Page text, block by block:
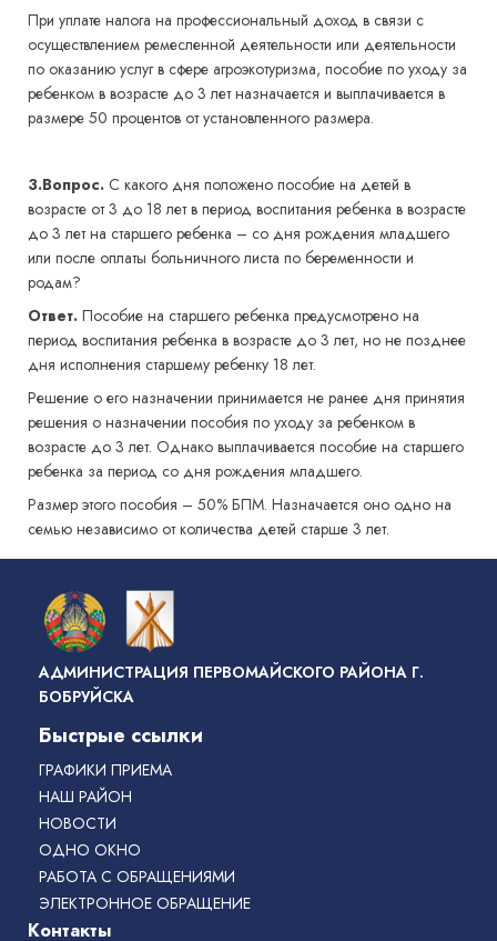
При уплате налога на профессиональный доход в связи с
осуществлением ремесленной деятельности или деятельности
по оказанию услуг в сфере агроэкотуризма, пособие по уходу за
ребенком в возрасте до 3 лет назначается и выплачивается в
размере 50 процентов от установленного размера.
3.Вопрос. С какого дня положено пособие на детей в
возрасте от 3 до 18 лет в период воспитания ребенка в возрасте
до 3 лет на старшего ребенка – со дня рождения младшего
или после оплаты больничного листа по беременности и
родам?
Ответ. Пособие на старшего ребенка предусмотрено на
период воспитания ребенка в возрасте до 3 лет, но не позднее
дня исполнения старшему ребенку 18 лет.
Решение о его назначении принимается не ранее дня принятия
решения о назначении пособия по уходу за ребенком в
возрасте до 3 лет. Однако выплачивается пособие на старшего
ребенка за период со дня рождения младшего.
Размер этого пособия – 50% БПМ. Назначается оно одно на
семью независимо от количества детей старше 3 лет.
АДМИНИСТРАЦИЯ ПЕРВОМАЙСКОГО РАЙОНА Г.
БОБРУЙСКА
Быстрые ссылки
ГРАФИКИ ПРИЕМА
НАШ РАЙОН
НОВОСТИ
ОДНО ОКНО
РАБОТА С ОБРАЩЕНИЯМИ
ЭЛЕКТРОННОЕ ОБРАЩЕНИЕ
Контакты